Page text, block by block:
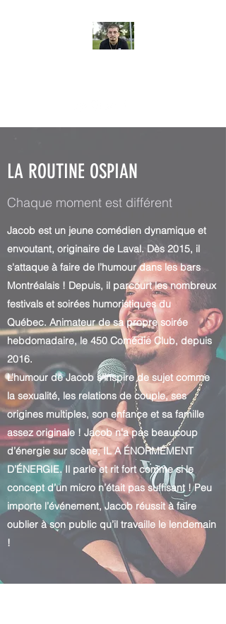
LA ROUTINE OSPIAN
Chaque moment est différent
Jacob est un jeune comédien dynamique et
envoutant, originaire de Laval. Dès 2015, il
s'attaque à faire de l’humour dans les bars
Montréalais ! Depuis, il parcourt les nombreux
festivals et soirées humoristiques du
Québec. Animateur de sa propre soirée
hebdomadaire, le 450 Comédie Club, depuis
2016.
L’humour de Jacob s’inspire de sujet comme
la sexualité, les relations de couple, ses
origines multiples, son enfance et sa famille
assez originale ! Jacob n’a pas beaucoup
d’énergie sur scène, IL A ÉNORMÉMENT
D’ÉNERGIE. Il parle et rit fort comme si le
concept d’un micro n’était pas suffisant ! Peu
importe l’événement, Jacob réussit à faire
oublier à son public qu’il travaille le lendemain
!